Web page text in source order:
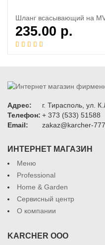
Шланг всасывающий на
235.00 р.
Адрес:
г. Тирасполь, ул.
Телефон: + 373 (533) 51588
Email:
zakaz@karcher-
ИНТЕРНЕТ МАГАЗИН
Меню
Professional
Home & Garden
Сервисный центр
О компании
KARCHER ООО